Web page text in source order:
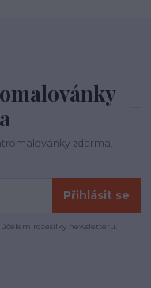
zdarma.
Přihlásit se
účelem rozesílky newsletteru.